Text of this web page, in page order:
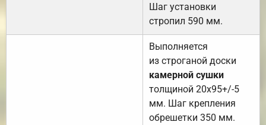
Шаг установки
стропил 590 мм.
Выполняется
из строганой доски
камерной сушки
толщиной 20х95+/-5
мм. Шаг крепления
обрешетки 350 мм.